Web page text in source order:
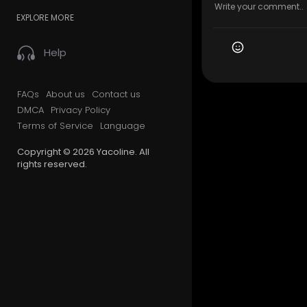
EXPLORE MORE
Help
FAQs About us
Contact us
DMCA Privacy Policy
Terms of Service
Language
Copyright © 2026 Yacoline. All
rights reserved.